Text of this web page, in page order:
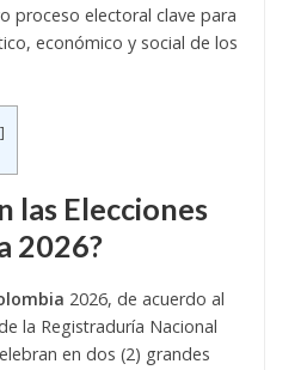
proceso electoral clave para
económico y social de los
]
las Elecciones
2026?
2026, de acuerdo al
la Registraduría Nacional
en dos (2) grandes